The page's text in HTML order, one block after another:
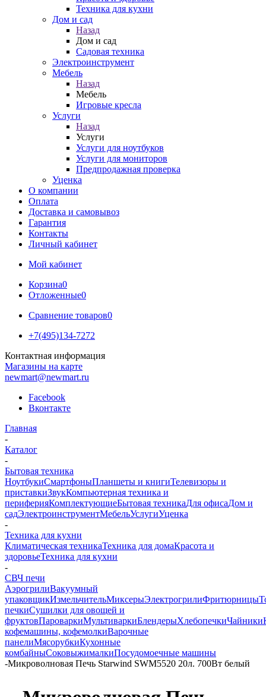
Техника для кухни
Дом и сад
Назад
Дом и сад
Садовая техника
Электроинструмент
Мебель
Назад
Мебель
Игровые кресла
Услуги
Назад
Услуги
Услуги для ноутбуков
Услуги для мониторов
Предпродажная проверка
Уценка
О компании
Оплата
Доставка и самовывоз
Гарантия
Контакты
Личный кабинет
Мой кабинет
Корзина0
Отложенные0
Сравнение товаров0
+7(495)134-7272
Контактная информация
Магазины на карте
newmart@newmart.ru
Facebook
Вконтакте
Главная
-
Каталог
-
Бытовая техника
НоутбукиСмартфоныПланшеты и книгиТелевизоры и
приставкиЗвукКомпьютерная техника и
периферияКомплектующиеБытовая техникаДля офисаДом и
садЭлектроинструментМебельУслугиУценка
-
Техника для кухни
Климатическая техникаТехника для домаКрасота и
здоровьеТехника для кухни
-
СВЧ печи
АэрогрилиВакуумный
упаковщикИзмельчительМиксерыЭлектрогрилиФритюрницы
печкиСушилки для овощей и
фруктовПароваркиМультиваркиБлендерыХлебопечкиЧайники
кофемашины, кофемолкиВарочные
панелиМясорубкиКухонные
комбайныСоковыжималкиПосудомоечные машины
-Микроволновая Печь Starwind SWM5520 20л. 700Вт белый